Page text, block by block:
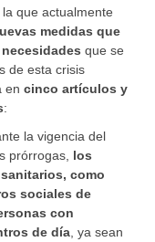
que actualmente
medidas que
que se
de esta crisis
en cinco artículos y
:
la vigencia del
prórrogas, los
como
sociales de
con
de día , ya sean